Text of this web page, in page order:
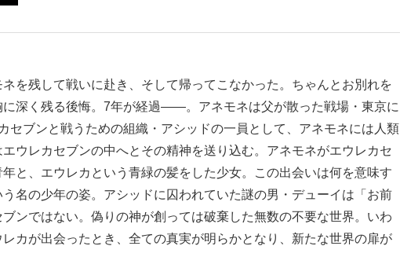
を残して戦いに赴き、そして帰ってこなかった。ちゃんとお別れを
深く残る後悔。7年が経過――。アネモネは父が散った戦場・東京に
セブンと戦うための組織・アシッドの一員として、アネモネには人類
ウレカセブンの中へとその精神を送り込む。アネモネがエウレカセ
と、エウレカという青緑の髪をした少女。この出会いは何を意味す
名の少年の姿。アシッドに囚われていた謎の男・デューイは「お前
ンではない。偽りの神が創っては破棄した無数の不要な世界。いわ
カが出会ったとき、全ての真実が明らかとなり、新たな世界の扉が